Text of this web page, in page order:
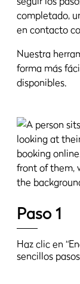
completado,
en contacto
Nuestra
forma más
disponibles.
Paso 1
Haz clic en
sencillos